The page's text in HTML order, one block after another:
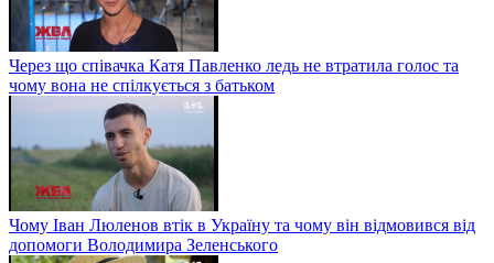
Через що співачка Катя Павленко ледь не втратила голос та
чому вона не спілкується з батьком
Чому Іван Люленов втік в Україну та чому він відмовився від
допомоги Володимира Зеленського